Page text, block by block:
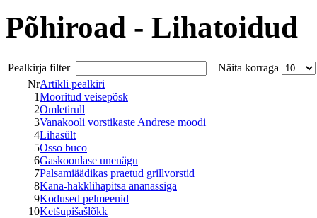
Põhiroad - Lihatoidud
Pealkirja filter
Näita korraga
NrArtikli pealkiri
1Mooritud veisepõsk
2Omletirull
3Vanakooli vorstikaste Andrese moodi
4Lihasült
5Osso buco
6Gaskoonlase unenägu
7Palsamiäädikas praetud grillvorstid
8Kana-hakklihapitsa ananassiga
9Kodused pelmeenid
10Ketšupišašlõkk